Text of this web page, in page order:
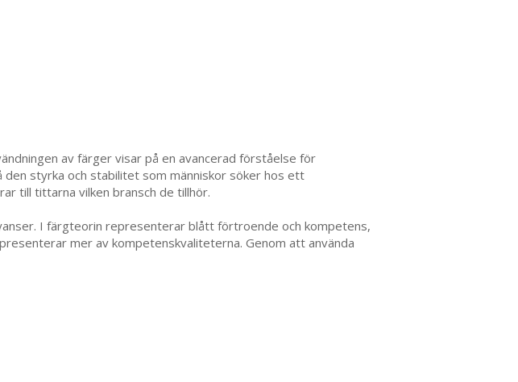
av färger visar på en avancerad förståelse för
styrka och stabilitet som människor söker hos ett
till tittarna vilken bransch de tillhör.
I färgteorin representerar blått förtroende och kompetens,
mer av kompetenskvaliteterna. Genom att använda